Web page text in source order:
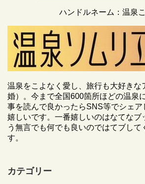
ハンドルネーム：温泉
温泉をこよなく愛し、旅行も大好きな
婚）。今まで全国600箇所ほどの温泉
事を読んで良かったらSNS等でシェア
嬉しいです。一番嬉しいのはなてなブ
う無言でも何でも良いのではてブして
す。
カテゴリー